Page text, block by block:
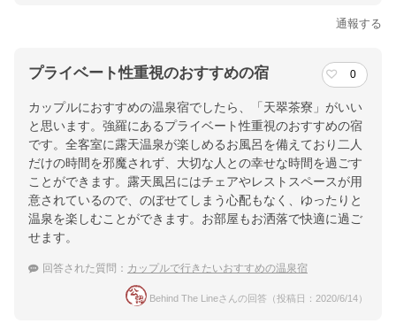
通報する
プライベート性重視のおすすめの宿 0
カップルにおすすめの温泉宿でしたら、「天翠茶寮」がいい
と思います。強羅にあるプライベート性重視のおすすめの宿
です。全客室に露天温泉が楽しめるお風呂を備えており二人
だけの時間を邪魔されず、大切な人との幸せな時間を過ごす
ことができます。露天風呂にはチェアやレストスペースが用
意されているので、のぼせてしまう心配もなく、ゆったりと
温泉を楽しむことができます。お部屋もお洒落で快適に過ご
せます。
回答された質問： カップルで行きたいおすすめの温泉宿
Behind The Lineさんの回答（投稿日：2020/6/14）